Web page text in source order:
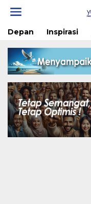
Depan Inspirasi